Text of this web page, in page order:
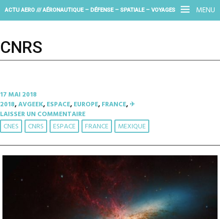
MENU
ACTU AERO /// AÉRONAUTIQUE – DÉFENSE – SPATIALE – VOYAGES
CNRS
17 MAI 2018
2018,AVGEEK,ESPACE,EUROPE,FRANCE,✈︎
LAISSER UN COMMENTAIRE
CNES CNRS ESPACE FRANCE MEXIQUE